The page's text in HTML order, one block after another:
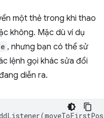
một thẻ trong khi thao
không. Mặc dù ví dụ
, nhưng bạn có thể sử
lệnh gọi khác sửa đổi
diễn ra.
(